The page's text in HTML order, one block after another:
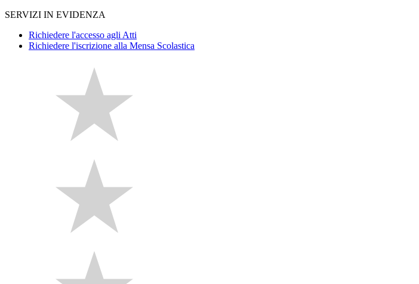
SERVIZI IN EVIDENZA
Richiedere l'accesso agli Atti
Richiedere l'iscrizione alla Mensa Scolastica